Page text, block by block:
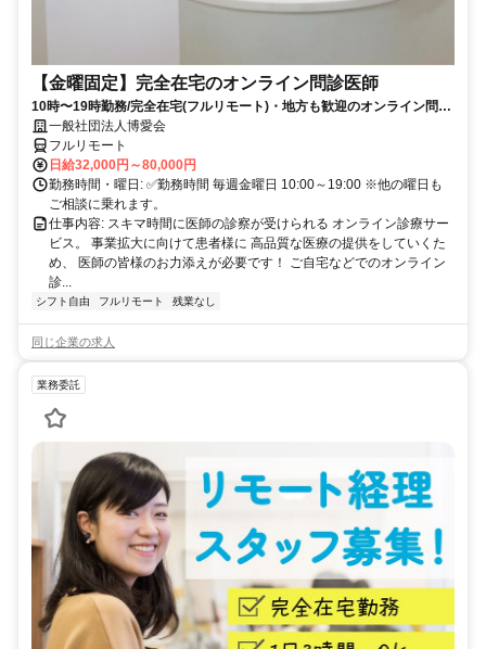
【金曜固定】完全在宅のオンライン問診医師
10時〜19時勤務/完全在宅(フルリモート)・地方も歓迎のオンライン問診
業務一般社団法人博愛会
フルリモート
日給32,000円～80,000円
勤務時間・曜日: ✅勤務時間 毎週金曜日 10:00～19:00 ※他の曜日も
ご相談に乗れます。
仕事内容: スキマ時間に医師の診察が受けられる オンライン診療サー
ビス。 事業拡大に向けて患者様に 高品質な医療の提供をしていくた
め、 医師の皆様のお力添えが必要です！ ご自宅などでのオンライン
診...
シフト自由 フルリモート 残業なし
同じ企業の求人
業務委託